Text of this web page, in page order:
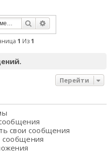
Поиск
1 Из1
Перейти
свои сообщения
сообщения